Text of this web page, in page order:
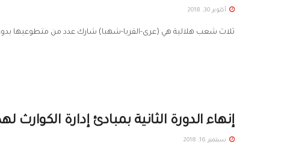
أكتوبر 30, 2018
ثلاث شعب هلالية هي (عرى-القريا-شهبا) شارك عدد من متطوعيها بدورة مبادئ في
إنهاء الدورة الثانية بمبادئ إدارة الكوارث
سبتمبر 16, 2018